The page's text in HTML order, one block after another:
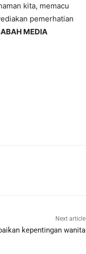
kita, memacu
pemerhatian
MEDIA
Next article
kepentingan wanita